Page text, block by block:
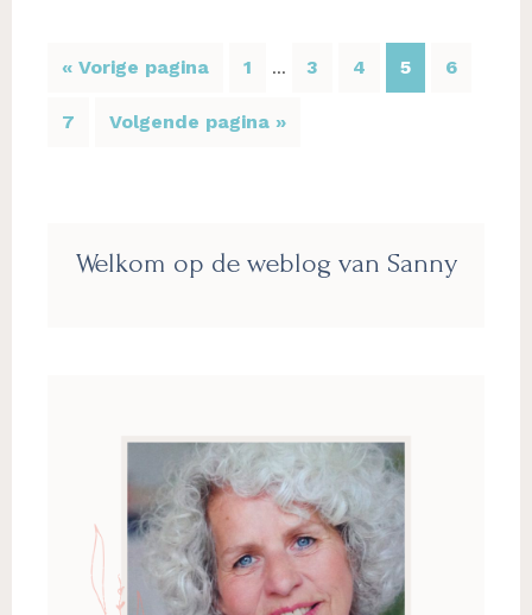
« Ga
Vorige pagina Pagina
1
weggelaten
… Pagina
3 Pagina
4 Pagina
5 Pagina
6
Pagina
7
Ga
Volgende pagina »
Sidebar
Welkom op de weblog van Sanny